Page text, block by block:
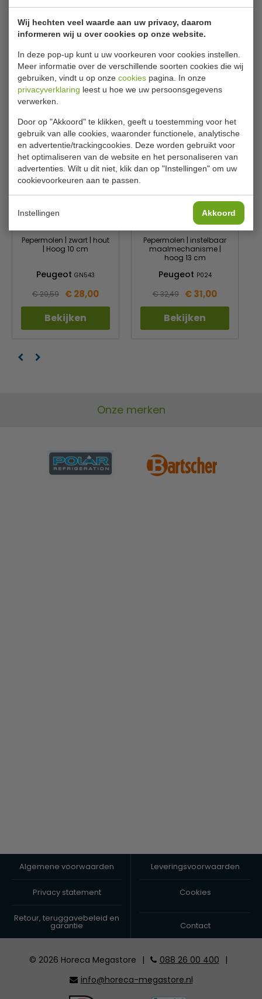
Wij hechten veel waarde aan uw privacy, daarom
informeren wij u over cookies op onze website.
In deze pop-up kunt u uw voorkeuren voor cookies instellen.
Meer informatie over de verschillende soorten cookies die wij
gebruiken, vindt u op onze cookies pagina. In onze
privacyverklaring leest u hoe we uw persoonsgegevens
verwerken.
Door op "Akkoord" te klikken, geeft u toestemming voor het
gebruik van alle cookies, waaronder functionele, analytische
en advertentie/trackingcookies. Deze worden gebruikt voor
het optimaliseren van de website en het personaliseren van
advertenties. Wilt u dit niet, klik dan op "Instellingen" om uw
cookievoorkeuren aan te passen.
Instellingen Akkoord
Model
CB043
Hoog
14 cm
Materiaal
Kunststof en RVS
Gewicht
270 gram
Is dit iets voor jou?
Pepermolen | zwart | hout
| Hoog 10 cm
Peugeot GN543
€ 29,59 € 28,00
Bekijken
Pepermolen | instelbaar
maalmechanisme |
hoog 13 cm
Peugeot P024
€ 32,49 € 31,00
Bekijken
Onze merken
Algemene voorwaarden Leveringsvoorwaarden
Privacy statement Cookies
Retour, teruggavebeleid en
garantie Contact
© 2026 Horeca Megastore | 088 26 00 400
|
info@horeca-megastore.nl